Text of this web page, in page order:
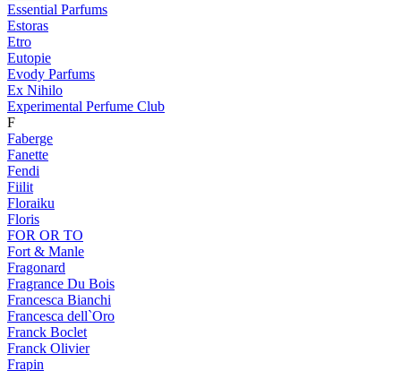
Essential Parfums
Estoras
Etro
Eutopie
Evody Parfums
Ex Nihilo
Experimental Perfume Club
F
Faberge
Fanette
Fendi
Fiilit
Floraiku
Floris
FOR OR TO
Fort & Manle
Fragonard
Fragrance Du Bois
Francesca Bianchi
Francesca dell`Oro
Franck Boclet
Franck Olivier
Frapin